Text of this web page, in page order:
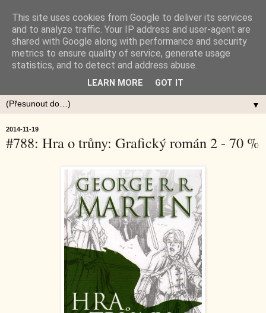
▼
2014-11-19
#788: Hra o trůny: Grafický román 2 - 70 %
This site uses cookies from Google to deliver its services
and to analyze traffic. Your IP address and user-agent are
shared with Google along with performance and security
metrics to ensure quality of service, generate usage
statistics, and to detect and address abuse.
LEARN MORE GOT IT